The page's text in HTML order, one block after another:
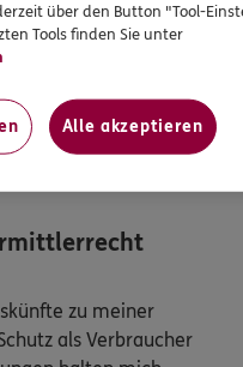
zu meiner
als Verbraucher
über den Button "Tool-
Tools finden Sie unter
Alle akzeptieren